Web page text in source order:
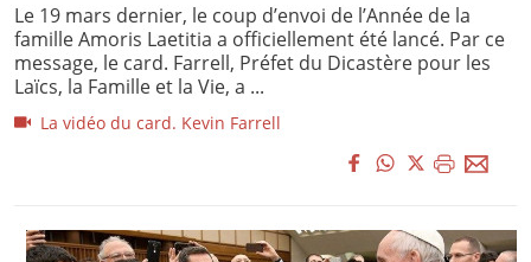
Le 19 mars dernier, le coup d’envoi de l’Année de la
famille Amoris Laetitia a officiellement été lancé. Par ce
message, le card. Farrell, Préfet du Dicastère pour les
Laïcs, la Famille et la Vie, a ...
La vidéo du card. Kevin Farrell